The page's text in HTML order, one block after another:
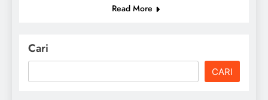
Read More
Cari
CARI